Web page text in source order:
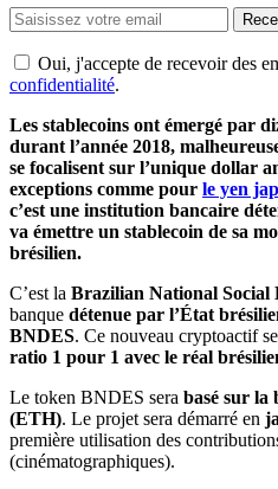
Oui, j'accepte de recevoir des
confidentialité.
Les stablecoins ont émergé par
durant l’année 2018,
se focalisent sur l’unique dollar
exceptions comme pour le yen
c’est une institution bancaire
va émettre un stablecoin de sa
brésilien.
C’est la Brazilian National Social
banque détenue par l’État
BNDES. Ce nouveau cryptoactif
ratio 1 pour 1 avec le réal
Le token BNDES sera basé sur la
(ETH). Le projet sera démarré en
première utilisation des
(cinématographiques).